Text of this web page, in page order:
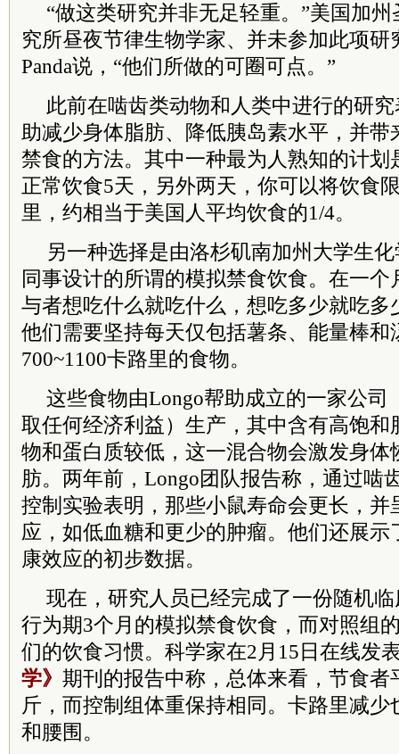
“做这类研究并非无足轻重。”美国加
究所昼夜节律生物学家、并未参加此项研
Panda说，“他们所做的可圈可点。”
此前在啮齿类动物和人类中进行的研
助减少身体脂肪、降低胰岛素水平，并
禁食的方法。其中一种最为人熟知的计划
正常饮食5天，另外两天，你可以将饮食
里，约相当于美国人平均饮食的1/4。
另一种选择是由洛杉矶南加州大学生化
同事设计的所谓的模拟禁食饮食。在一
与者想吃什么就吃什么，想吃多少就吃多
他们需要坚持每天仅包括薯条、能量棒和
700~1100卡路里的食物。
这些食物由Longo帮助成立的一家公司
取任何经济利益）生产，其中含有高饱和
物和蛋白质较低，这一混合物会激发身体
肪。两年前，Longo团队报告称，通过啮
控制实验表明，那些小鼠寿命会更长，并
应，如低血糖和更少的肿瘤。他们还展示
康效应的初步数据。
现在，研究人员已经完成了一份随机
行为期3个月的模拟禁食饮食，而对照组
们的饮食习惯。科学家在2月15日在线发
学》 期刊的报告中称，总体来看，节食者
斤，而控制组体重保持相同。卡路里减
和腰围。